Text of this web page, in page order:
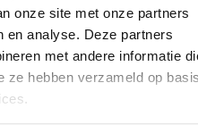
onze site met onze partners
en analyse. Deze partners
met andere informatie
ze hebben verzameld op